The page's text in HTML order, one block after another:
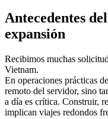
Antecedentes
expansión
Recibimos muchas
Vietnam.
En operaciones prácticas
remoto del servidor, sino
a día es crítica. Construir,
implican viajes redondos